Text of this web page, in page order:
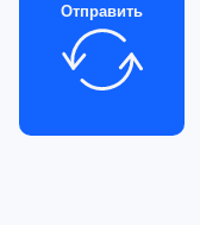
Отправить